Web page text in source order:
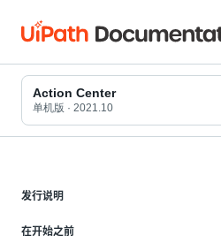
Action Center
单机版 · 2021.10
发行说明
在开始之前